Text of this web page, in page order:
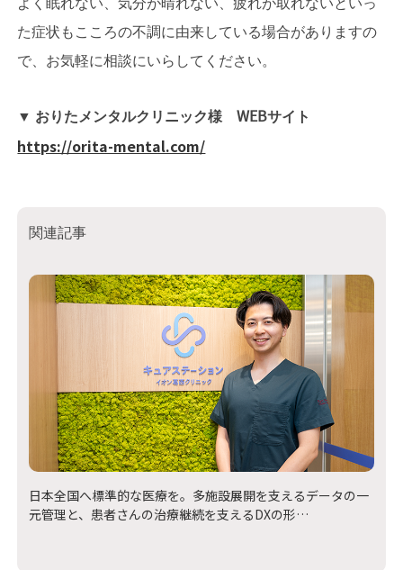
た症状もこころの不調に由来している場合がありますの
で、お気軽に相談にいらしてください。
▼ おりたメンタルクリニック様 WEBサイト
https://orita-mental.com/
関連記事
日本全国へ標準的な医療を。多施設展開を支えるデータの一
元管理と、患者さんの治療継続を支えるDXの形